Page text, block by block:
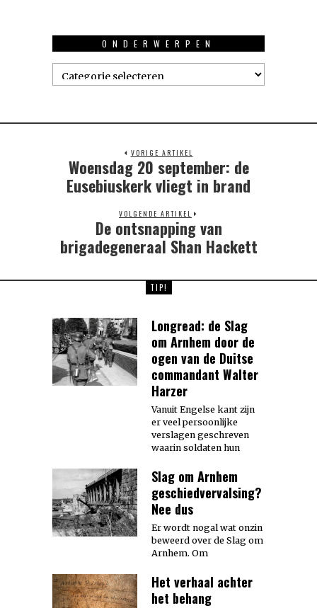
ONDERWERPEN
Onderwerpen
VORIGE ARTIKEL
Previous
post:
Woensdag 20 september: de
Eusebiuskerk vliegt in brand
VOLGENDE ARTIKEL
Next
post:
De ontsnapping van
brigadegeneraal Shan Hackett
TIP!
Longread: de Slag
om Arnhem door de
ogen van de Duitse
commandant Walter
Harzer
Vanuit Engelse kant zijn
er veel persoonlijke
verslagen geschreven
waarin soldaten hun
Slag om Arnhem
geschiedvervalsing?
Nee dus
Er wordt nogal wat onzin
beweerd over de Slag om
Arnhem. Om
Het verhaal achter
het behang